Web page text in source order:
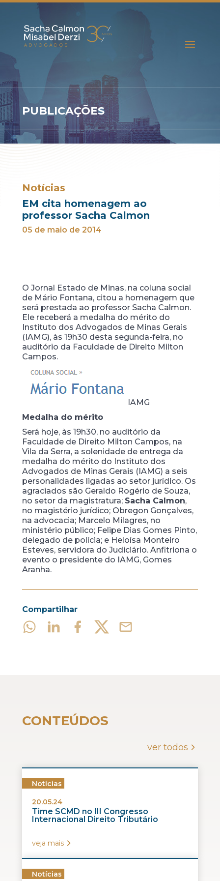
PUBLICAÇÕES
Notícias
EM cita homenagem ao
professor Sacha Calmon
05 de maio de 2014
O Jornal Estado de Minas, na coluna social
de Mário Fontana, citou a homenagem que
será prestada ao professor Sacha Calmon.
Ele receberá a medalha do mérito do
Instituto dos Advogados de Minas Gerais
(IAMG), às 19h30 desta segunda-feira, no
auditório da Faculdade de Direito Milton
Campos.
IAMG
Medalha do mérito
Será hoje, às 19h30, no auditório da
Faculdade de Direito Milton Campos, na
Vila da Serra, a solenidade de entrega da
medalha do mérito do Instituto dos
Advogados de Minas Gerais (IAMG) a seis
personalidades ligadas ao setor jurídico. Os
agraciados são Geraldo Rogério de Souza,
no setor da magistratura; Sacha Calmon,
no magistério jurídico; Obregon Gonçalves,
na advocacia; Marcelo Milagres, no
ministério público; Felipe Dias Gomes Pinto,
delegado de polícia; e Heloísa Monteiro
Esteves, servidora do Judiciário. Anfitriona o
evento o presidente do IAMG, Gomes
Aranha.
Compartilhar
CONTEÚDOS
ver todos
Notícias
20.05.24
Time SCMD no III Congresso
Internacional Direito Tributário
veja mais
Notícias